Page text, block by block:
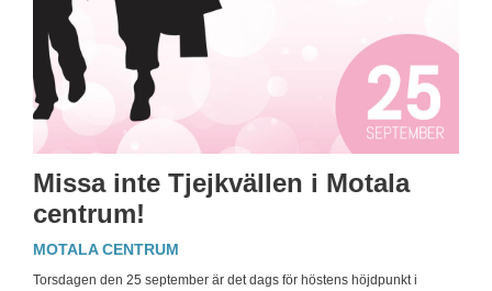
Missa inte Tjejkvällen i Motala
centrum!
MOTALA CENTRUM
Torsdagen den 25 september är det dags för höstens höjdpunkt i